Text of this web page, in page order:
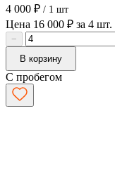
4 000 ₽ / 1 шт
Цена 16 000 ₽ за 4 шт.
−
В корзину
С пробегом